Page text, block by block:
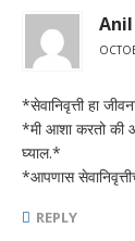
*सेवानिवृत्ती हा
*मी आशा करतो की
घ्याल.*
*आपणास
REPLY